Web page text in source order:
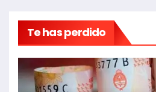
Te has perdido